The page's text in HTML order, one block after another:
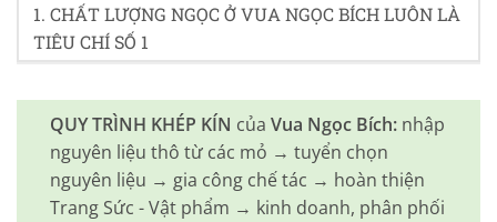
1. CHẤT LƯỢNG NGỌC Ở VUA NGỌC BÍCH LUÔN LÀ
TIÊU CHÍ SỐ 1
QUY TRÌNH KHÉP KÍN của Vua Ngọc Bích: nhập
nguyên liệu thô từ các mỏ → tuyển chọn
nguyên liệu → gia công chế tác → hoàn thiện
Trang Sức - Vật phẩm → kinh doanh, phân phối